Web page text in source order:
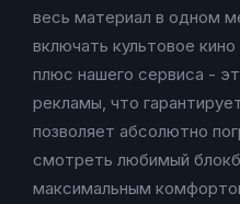
весь материал в одном
включать культовое
плюс нашего сервиса -
рекламы, что
позволяет абсолютно
смотреть любимый
максимальным